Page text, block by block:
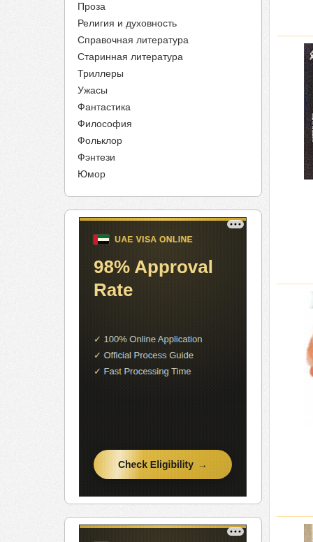
Проза
Религия и духовность
Справочная литература
Старинная литература
Триллеры
Ужасы
Фантастика
Философия
Фольклор
Фэнтези
Юмор